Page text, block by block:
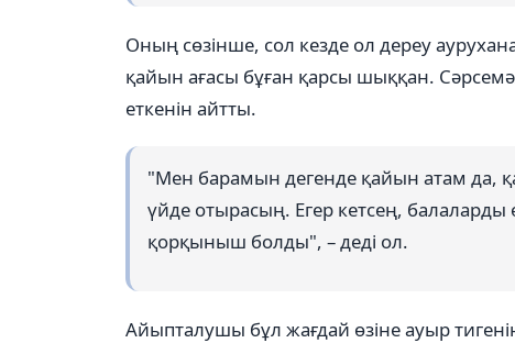
Оның сөзінше, сол кезде ол дереу
қайын ағасы бұған қарсы шыққан.
еткенін айтты.
"Мен барамын дегенде қайын атам да,
үйде отырасың. Егер кетсең,
қорқыныш болды", – деді ол.
Айыпталушы бұл жағдай өзіне ауыр